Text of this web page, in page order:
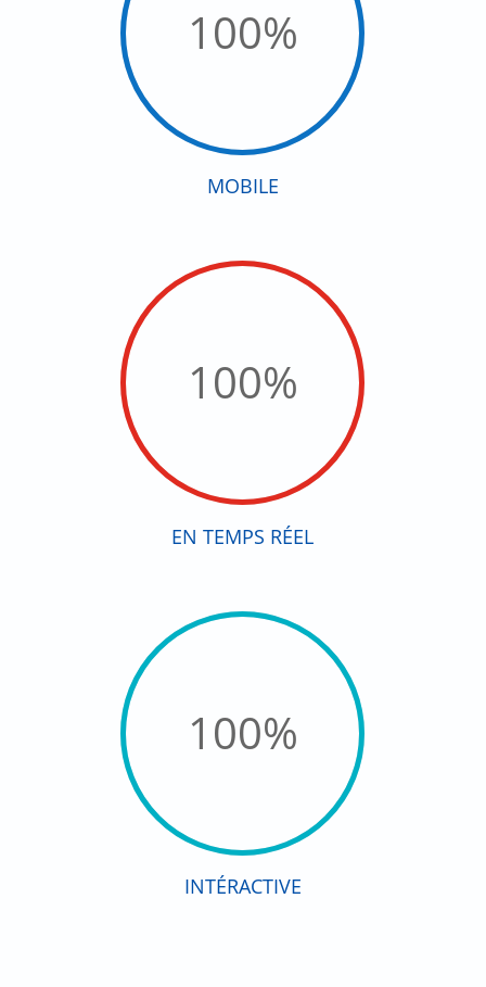
100%
MOBILE
100%
EN TEMPS RÉEL
100%
INTÉRACTIVE